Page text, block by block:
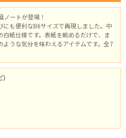
ノートが登場！
にも便利なB6サイズで再現しました。中
紙仕様です。表紙を眺めるだけで、ま
うな気分を味わえるアイテムです。全7